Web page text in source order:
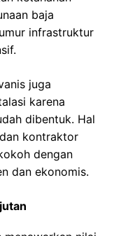
baja
infrastruktur
juga
karena
dibentuk. Hal
kontraktor
dengan
dan ekonomis.